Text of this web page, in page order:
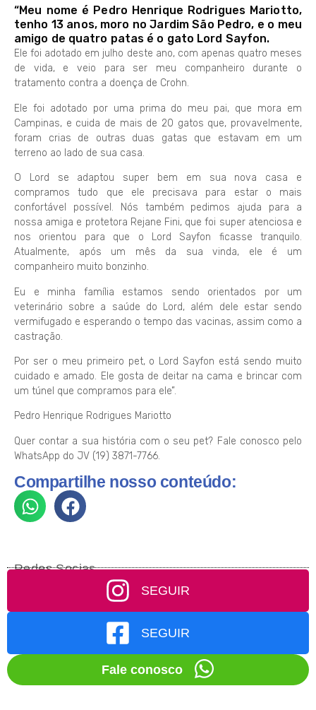
“Meu nome é Pedro Henrique Rodrigues Mariotto,
tenho 13 anos, moro no Jardim São Pedro, e o meu
amigo de quatro patas é o gato Lord Sayfon.
Ele foi adotado em julho deste ano, com apenas quatro meses
de vida, e veio para ser meu companheiro durante o
tratamento contra a doença de Crohn.
Ele foi adotado por uma prima do meu pai, que mora em
Campinas, e cuida de mais de 20 gatos que, provavelmente,
foram crias de outras duas gatas que estavam em um
terreno ao lado de sua casa.
O Lord se adaptou super bem em sua nova casa e
compramos tudo que ele precisava para estar o mais
confortável possível. Nós também pedimos ajuda para a
nossa amiga e protetora Rejane Fini, que foi super atenciosa e
nos orientou para que o Lord Sayfon ficasse tranquilo.
Atualmente, após um mês da sua vinda, ele é um
companheiro muito bonzinho.
Eu e minha família estamos sendo orientados por um
veterinário sobre a saúde do Lord, além dele estar sendo
vermifugado e esperando o tempo das vacinas, assim como a
castração.
Por ser o meu primeiro pet, o Lord Sayfon está sendo muito
cuidado e amado. Ele gosta de deitar na cama e brincar com
um túnel que compramos para ele”.
Pedro Henrique Rodrigues Mariotto
Quer contar a sua história com o seu pet? Fale conosco pelo
WhatsApp do JV (19) 3871-7766.
Compartilhe nosso conteúdo:
Redes Socias
SEGUIR
SEGUIR
Fale conosco